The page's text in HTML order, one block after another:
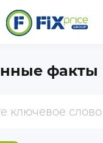
факты